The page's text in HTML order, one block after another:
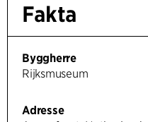
Fakta
Byggherre
Rijksmuseum
Adresse